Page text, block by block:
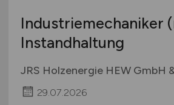
Industriemechaniker
Instandhaltung
JRS Holzenergie HEW GmbH
29.07.2026